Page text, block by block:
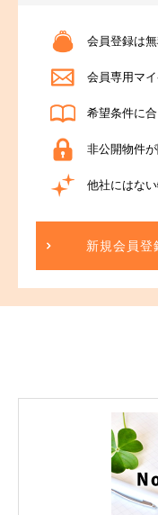
会員登録は無
会員専用マ
希望条件に
非公開物件が
他社にはな
新規会員登